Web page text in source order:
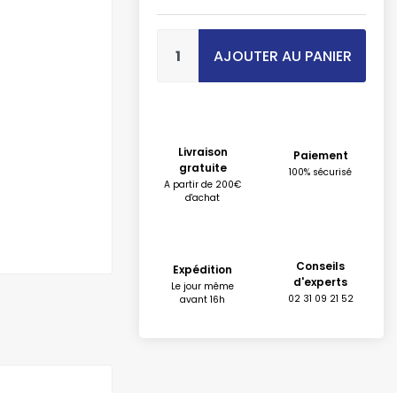
AJOUTER AU PANIER
Livraison
gratuite
A partir de 200€
d'achat
Paiement
100% sécurisé
Expédition
Le jour même
avant 16h
Conseils
d'experts
02 31 09 21 52